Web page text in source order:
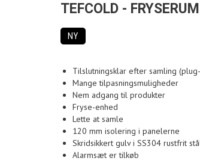
TEFCOLD -
NY
Tilslutningsklar efter samling
Mange tilpasningsmuligheder
Nem adgang til produkter
Fryse-enhed
Lette at samle
120 mm isolering i panelerne
Skridsikkert gulv i SS304 rustfrit
Alarmsæt er tilkøb